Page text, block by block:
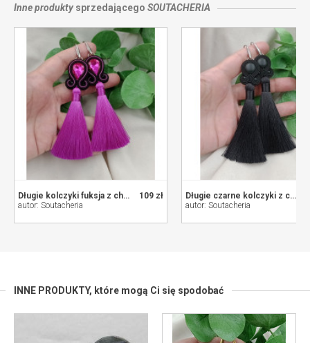
Inne produktysprzedającego SOUTACHERIA
109 zł
Długie kolczyki fuksja z chwostami, chwosty klipsy sztyfty soutache sutasz
autor: Soutacheria
Długie czarne kolczyki z chwostami, chwosty klipsy sztyfty soutache sutasz z onyksem
autor: Soutacheria
INNE PRODUKTY, które mogą Ci się spodobać